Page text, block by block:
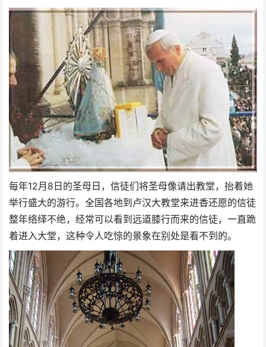
每年12月8日的圣母日，信徒们将圣母像请出教堂，抬着她
举行盛大的游行。全国各地到卢汉大教堂来进香还愿的信徒
整年络绎不绝，经常可以看到远道膝行而来的信徒，一直跪
着进入大堂，这种令人吃惊的景象在别处是看不到的。